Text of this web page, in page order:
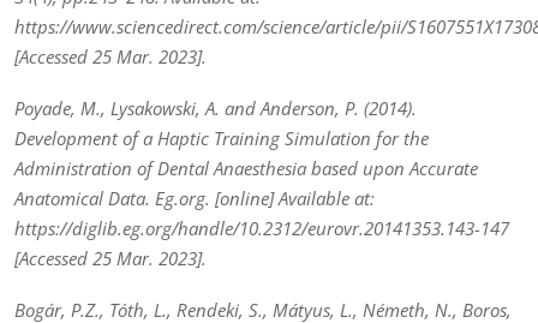
https://www.sciencedirect.com/science/article/pii/
[Accessed 25 Mar. 2023].
Poyade, M., Lysakowski, A. and Anderson, P. (2014).
Development of a Haptic Training Simulation for the
Administration of Dental Anaesthesia based upon Accurate
Anatomical Data. Eg.org. [online] Available at:
https://diglib.eg.org/handle/10.2312/eurovr.20141353.143-147
[Accessed 25 Mar. 2023].
Bogár, P.Z., Tóth, L., Rendeki, S., Mátyus, L., Németh, N., Boros,